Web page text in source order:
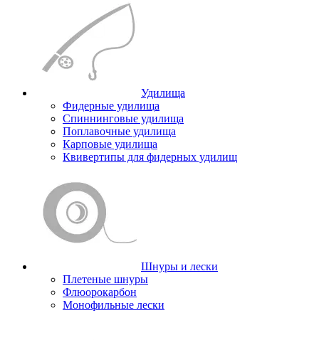
Удилища
Фидерные удилища
Спиннинговые удилища
Поплавочные удилища
Карповые удилища
Квивертипы для фидерных удилищ
Шнуры и лески
Плетеные шнуры
Флюорокарбон
Монофильные лески